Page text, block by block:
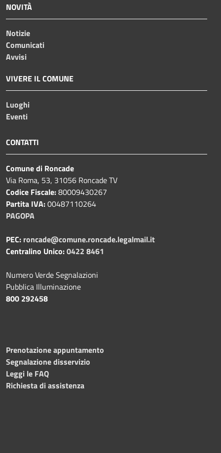
NOVITÀ
Notizie
Comunicati
Avvisi
VIVERE IL COMUNE
Luoghi
Eventi
CONTATTI
Comune di Roncade
Via Roma, 53, 31056 Roncade TV
Codice Fiscale:80009430267
Partita IVA:00487110264
PAGOPA
PEC: roncade@comune.roncade.legalmail.it
Centralino Unico:0422 8461
Numero Verde Segnalazioni
Pubblica Illuminazione
800 292458
Prenotazione appuntamento
Segnalazione disservizio
Leggi le FAQ
Richiesta di assistenza